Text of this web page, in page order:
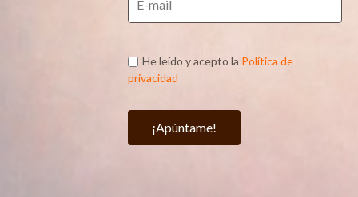
He leído y acepto la Política de
privacidad
¡Apúntame!